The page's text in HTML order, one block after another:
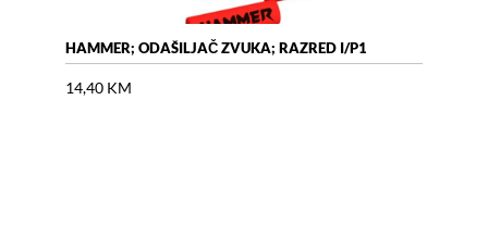
HAMMER; ODAŠILJAČ ZVUKA; RAZRED I/P1
14,40 KM